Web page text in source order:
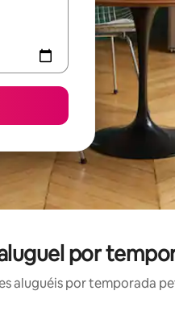
por
aluguéis por temporada